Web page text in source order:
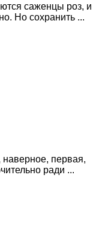
саженцы роз, и
Но сохранить ...
наверное, первая,
ради ...